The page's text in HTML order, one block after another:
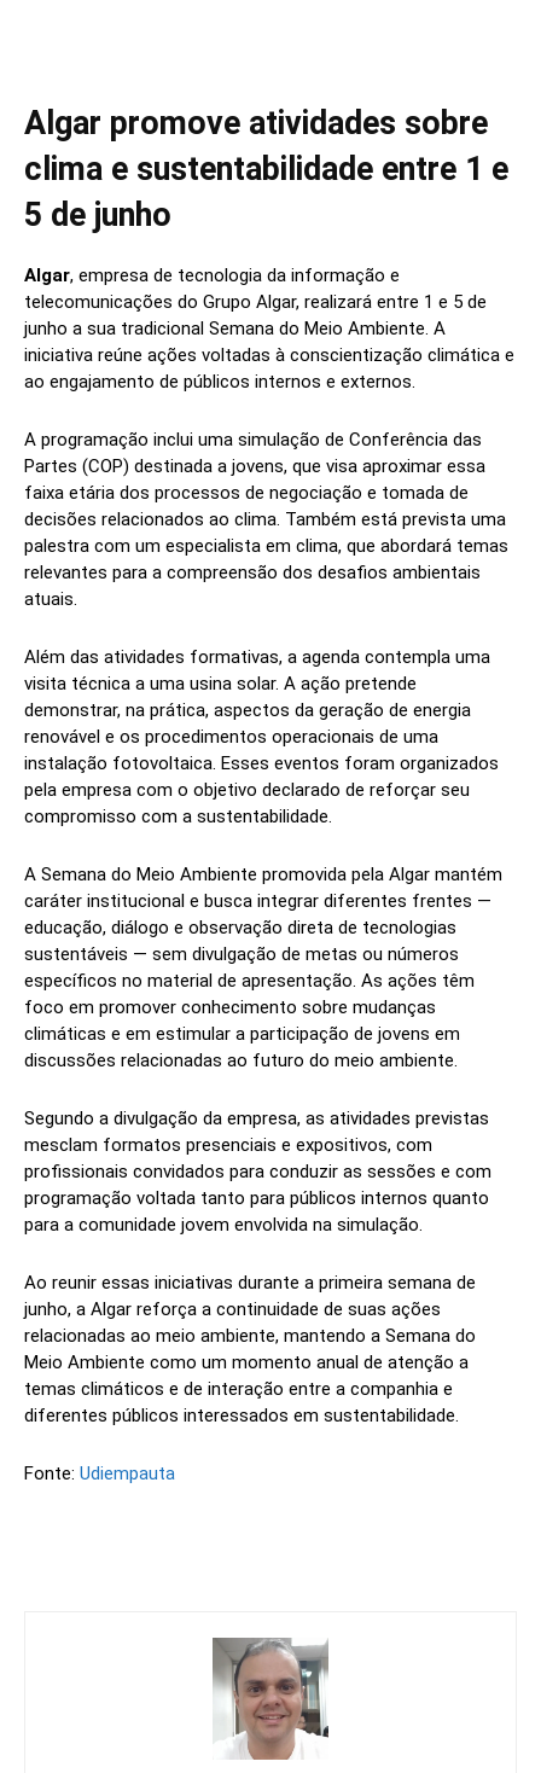
Algar promove atividades sobre
clima e sustentabilidade entre 1 e
5 de junho
Algar, empresa de tecnologia da informação e
telecomunicações do Grupo Algar, realizará entre 1 e 5 de
junho a sua tradicional Semana do Meio Ambiente. A
iniciativa reúne ações voltadas à conscientização climática e
ao engajamento de públicos internos e externos.
A programação inclui uma simulação de Conferência das
Partes (COP) destinada a jovens, que visa aproximar essa
faixa etária dos processos de negociação e tomada de
decisões relacionados ao clima. Também está prevista uma
palestra com um especialista em clima, que abordará temas
relevantes para a compreensão dos desafios ambientais
atuais.
Além das atividades formativas, a agenda contempla uma
visita técnica a uma usina solar. A ação pretende
demonstrar, na prática, aspectos da geração de energia
renovável e os procedimentos operacionais de uma
instalação fotovoltaica. Esses eventos foram organizados
pela empresa com o objetivo declarado de reforçar seu
compromisso com a sustentabilidade.
A Semana do Meio Ambiente promovida pela Algar mantém
caráter institucional e busca integrar diferentes frentes —
educação, diálogo e observação direta de tecnologias
sustentáveis — sem divulgação de metas ou números
específicos no material de apresentação. As ações têm
foco em promover conhecimento sobre mudanças
climáticas e em estimular a participação de jovens em
discussões relacionadas ao futuro do meio ambiente.
Segundo a divulgação da empresa, as atividades previstas
mesclam formatos presenciais e expositivos, com
profissionais convidados para conduzir as sessões e com
programação voltada tanto para públicos internos quanto
para a comunidade jovem envolvida na simulação.
Ao reunir essas iniciativas durante a primeira semana de
junho, a Algar reforça a continuidade de suas ações
relacionadas ao meio ambiente, mantendo a Semana do
Meio Ambiente como um momento anual de atenção a
temas climáticos e de interação entre a companhia e
diferentes públicos interessados em sustentabilidade.
Fonte: Udiempauta